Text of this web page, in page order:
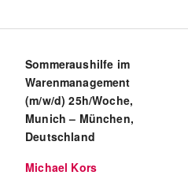
Sommeraushilfe im
Warenmanagement
(m/w/d) 25h/Woche,
Munich – München,
Deutschland
Michael Kors